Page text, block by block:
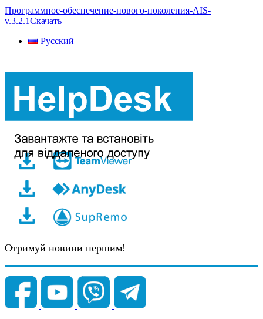
Программное-обеспечение-нового-поколения-AIS-
v.3.2.1Скачать
Русский
Отримуй новини першим!